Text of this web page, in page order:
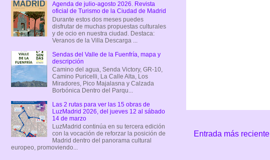
Entrada más reciente
Agenda de julio-agosto 2026. Revista
oficial de Turismo de la Ciudad de Madrid
Durante estos dos meses puedes
disfrutar de muchas propuestas culturales
y de ocio en nuestra ciudad. Destaca:
Veranos de la Villa Descarga ...
Sendas del Valle de la Fuenfría, mapa y
descripción
Camino del agua, Senda Victory, GR-10,
Camino Puricelli, La Calle Alta, Los
Miradores, Pico Majalasna y Calzada
Borbónica Dentro del Parqu...
Las 2 rutas para ver las 15 obras de
LuzMadrid 2026, del jueves 12 al sábado
14 de marzo
LuzMadrid continúa en su tercera edición
con la vocación de reforzar la posición de
Madrid dentro del panorama cultural
europeo, promoviendo...